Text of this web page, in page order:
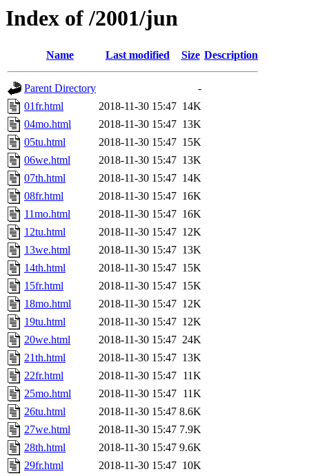
Index of /2001/jun
Name Last modified Size Description
Parent Directory
-
01fr.html
2018-11-30 15:47 14K
04mo.html
2018-11-30 15:47 13K
05tu.html
2018-11-30 15:47 15K
06we.html
2018-11-30 15:47 13K
07th.html
2018-11-30 15:47 14K
08fr.html
2018-11-30 15:47 16K
11mo.html
2018-11-30 15:47 16K
12tu.html
2018-11-30 15:47 12K
13we.html
2018-11-30 15:47 13K
14th.html
2018-11-30 15:47 15K
15fr.html
2018-11-30 15:47 15K
18mo.html
2018-11-30 15:47 12K
19tu.html
2018-11-30 15:47 12K
20we.html
2018-11-30 15:47 24K
21th.html
2018-11-30 15:47 13K
22fr.html
2018-11-30 15:47 11K
25mo.html
2018-11-30 15:47 11K
26tu.html
2018-11-30 15:47 8.6K
27we.html
2018-11-30 15:47 7.9K
28th.html
2018-11-30 15:47 9.6K
29fr.html
2018-11-30 15:47 10K